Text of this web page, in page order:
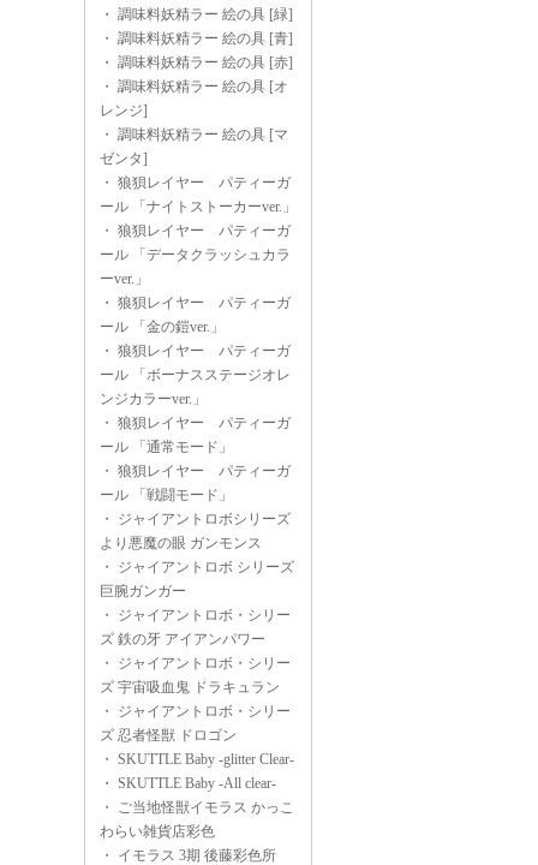
・ 調味料妖精ラー 絵の具 [緑]
・ 調味料妖精ラー 絵の具 [青]
・ 調味料妖精ラー 絵の具 [赤]
・ 調味料妖精ラー 絵の具 [オ
レンジ]
・ 調味料妖精ラー 絵の具 [マ
ゼンタ]
・ 狼狽レイヤー パティーガ
ール 「ナイトストーカーver.」
・ 狼狽レイヤー パティーガ
ール 「データクラッシュカラ
ーver.」
・ 狼狽レイヤー パティーガ
ール 「金の鎧ver.」
・ 狼狽レイヤー パティーガ
ール 「ボーナスステージオレ
ンジカラーver.」
・ 狼狽レイヤー パティーガ
ール 「通常モード」
・ 狼狽レイヤー パティーガ
ール 「戦闘モード」
・ ジャイアントロボシリーズ
より悪魔の眼 ガンモンス
・ ジャイアントロボ シリーズ
巨腕ガンガー
・ ジャイアントロボ・シリー
ズ 鉄の牙 アイアンパワー
・ ジャイアントロボ・シリー
ズ 宇宙吸血鬼 ドラキュラン
・ ジャイアントロボ・シリー
ズ 忍者怪獣 ドロゴン
・ SKUTTLE Baby -glitter Clear-
・ SKUTTLE Baby -All clear-
・ ご当地怪獣イモラス かっこ
わらい雑貨店彩色
・ イモラス 3期 後藤彩色所